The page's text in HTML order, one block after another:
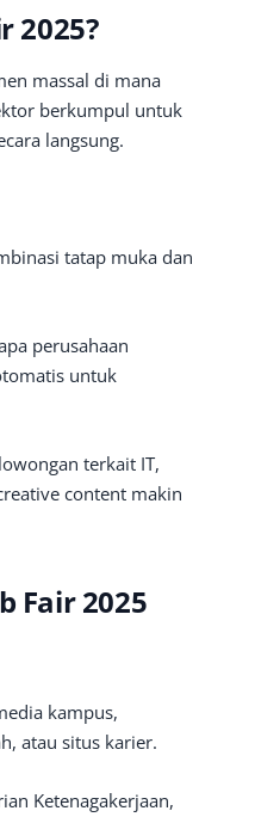
2025?
massal di mana
berkumpul untuk
langsung.
tatap muka dan
perusahaan
untuk
terkait IT,
content makin
Fair 2025
kampus,
atau situs karier.
Ketenagakerjaan,